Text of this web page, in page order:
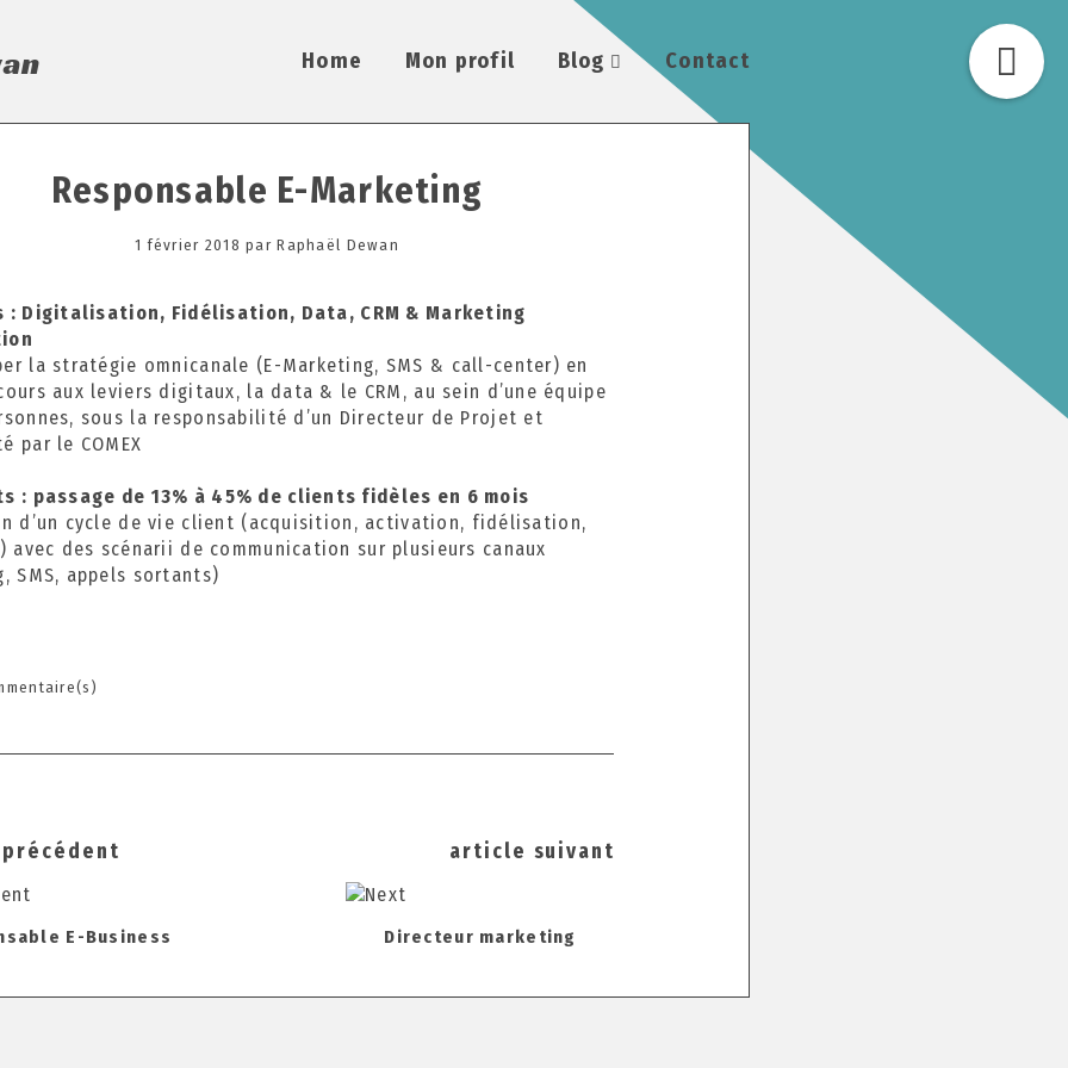
Home Mon profil Blog Contact
Responsable E-Marketing
Posted
1 février 2018 1
c
o
b
r
0
2
4
parRaphaël Dewan
: Digitalisation, Fidélisation, Data, CRM & Marketing
la stratégie omnicanale (E-Marketing, SMS & call-center) en
aux leviers digitaux, la data & le CRM, au sein d’une équipe
sous la responsabilité d’un Directeur de Projet et
par le COMEX
: passage de 13% à 45% de clients fidèles en 6 mois
d’un cycle de vie client (acquisition, activation, fidélisation,
des scénarii de communication sur plusieurs canaux
SMS, appels sortants)
E-Business
article suivant
Directeur marketing